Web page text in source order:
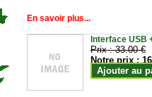
En savoir plus...
Interface USB
Prix :33.00 €
Notre prix :
Ajouter au